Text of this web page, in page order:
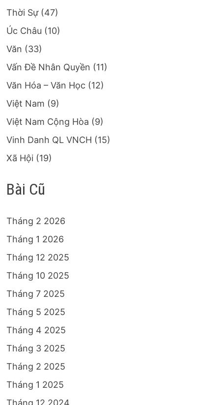
Thời Sự(47)
Úc Châu (10)
Văn (33)
Vấn Đề Nhân Quyền (11)
Văn Hóa – Văn Học (12)
Việt Nam (9)
Việt Nam Cộng Hòa (9)
Vinh Danh QL VNCH (15)
Xã Hội (19)
Bài Cũ
Tháng 2 2026
Tháng 1 2026
Tháng 12 2025
Tháng 10 2025
Tháng 7 2025
Tháng 5 2025
Tháng 4 2025
Tháng 3 2025
Tháng 2 2025
Tháng 1 2025
Tháng 12 2024